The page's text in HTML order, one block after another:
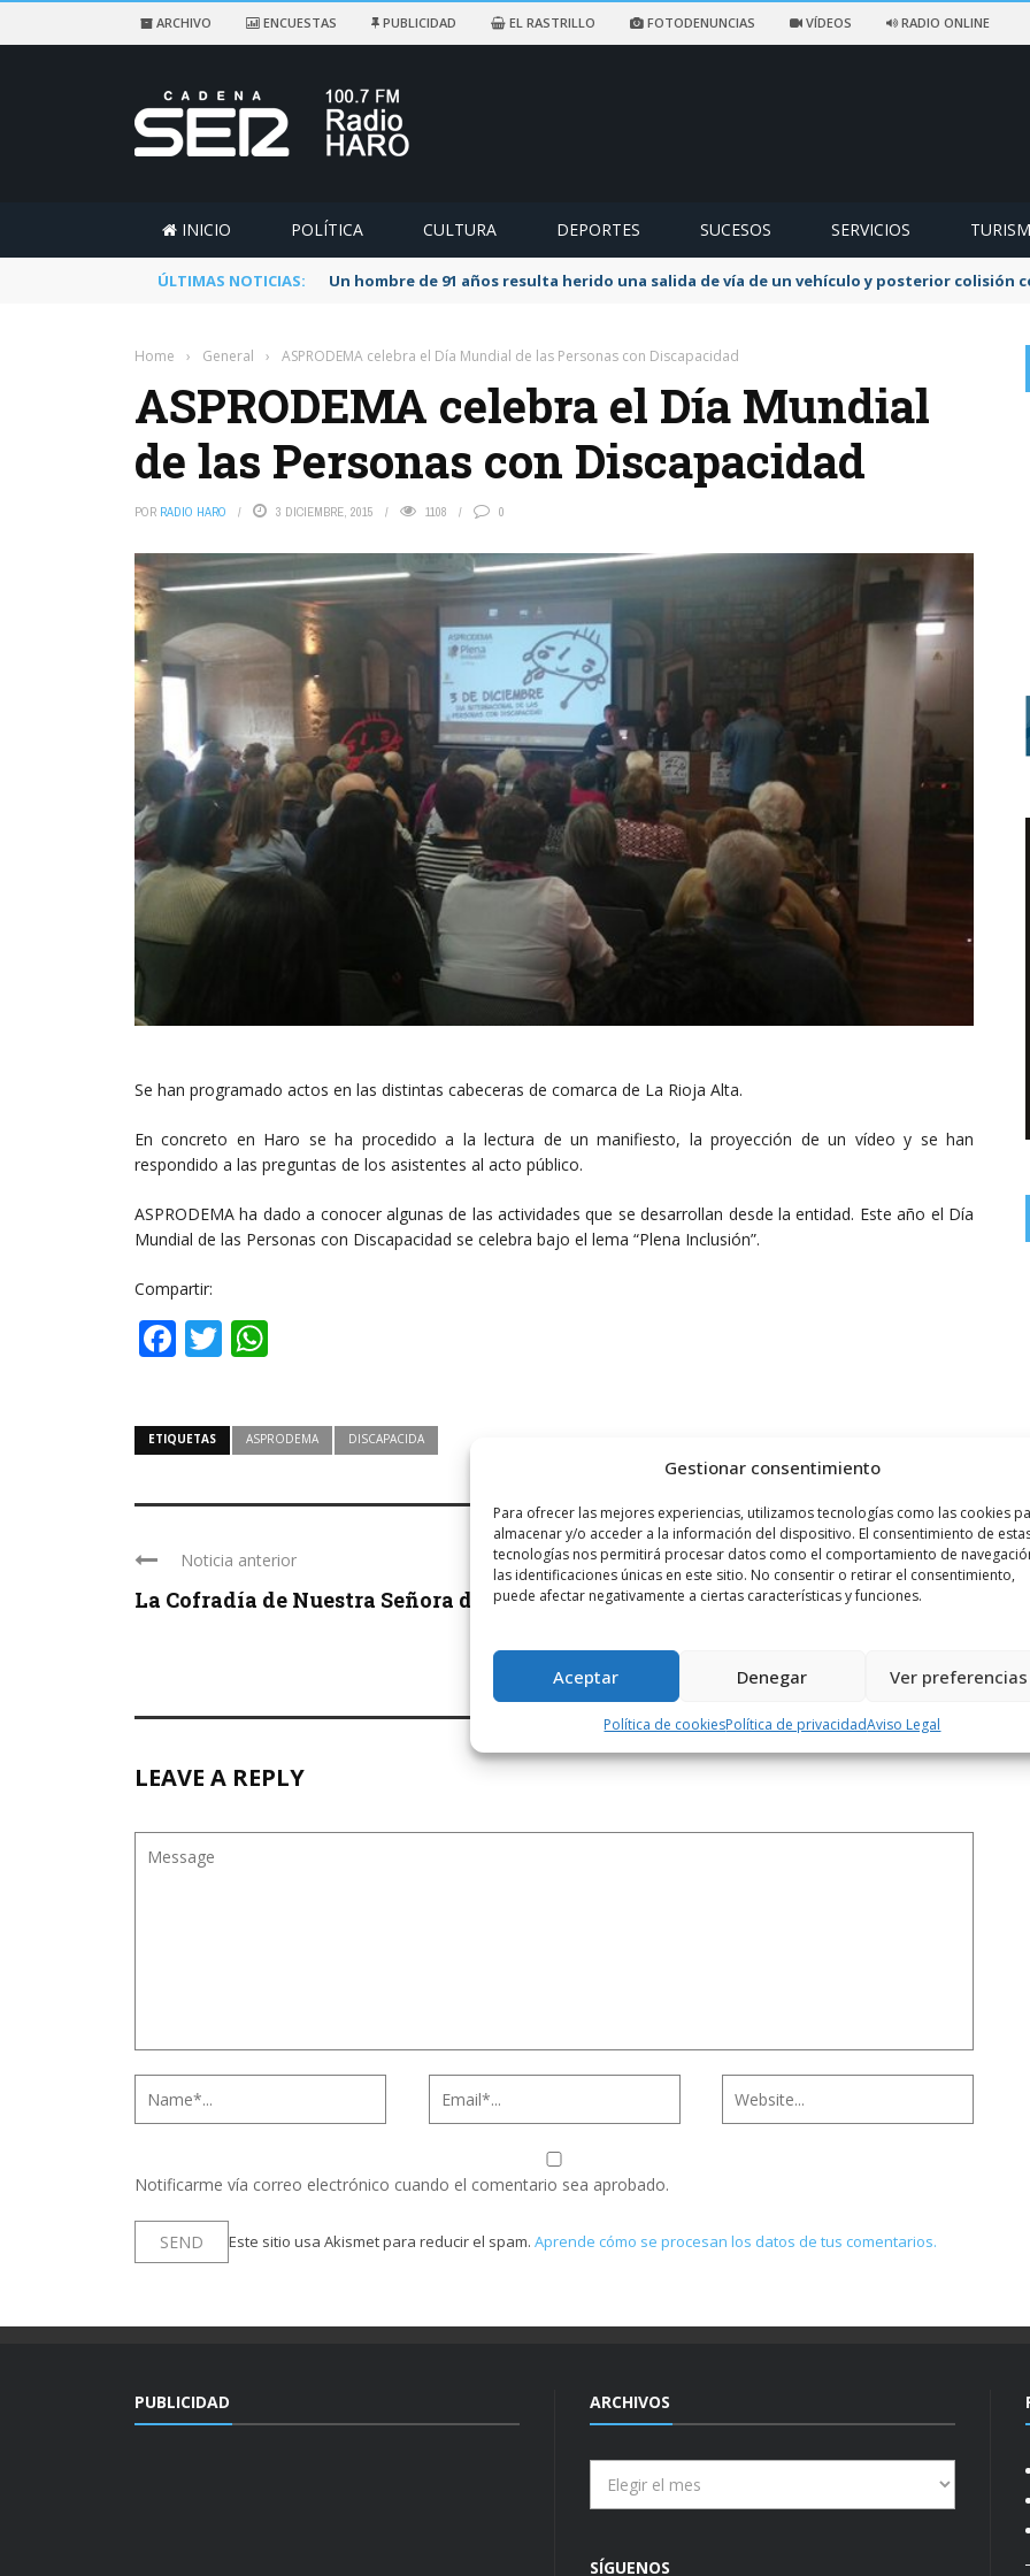
Gestionar consentimiento
Para ofrecer las mejores experiencias, utilizamos tecnologías como las cookies
almacenar y/o acceder a la información del dispositivo. El consentimiento de
tecnologías nos permitirá procesar datos como el comportamiento de
las identificaciones únicas en este sitio. No consentir o retirar el consentimiento,
puede afectar negativamente a ciertas características y funciones.
Aceptar Denegar Ver preferencias
Política de cookiesPolítica de privacidadAviso Legal
ARCHIVO ENCUESTAS PUBLICIDAD EL RASTRILLO FOTODENUNCIAS VÍDEOS RADIO ONLINE
INICIO POLÍTICA CULTURA DEPORTES SUCESOS SERVICIOS
ÚLTIMAS NOTICIAS: Un hombre de 91 años resulta herido una salida de vía de un vehículo y posterior colisión
Home › General › ASPRODEMA celebra el Día Mundial de las Personas con Discapacidad
ASPRODEMA celebra el Día Mundial
de las Personas con Discapacidad
POR RADIO HARO 3 DICIEMBRE, 2015 1108 0
Se han programado actos en las distintas cabeceras de comarca de La Rioja Alta.
En concreto en Haro se ha procedido a la lectura de un manifiesto, la proyección de un vídeo y se han
respondido a las preguntas de los asistentes al acto público.
ASPRODEMA ha dado a conocer algunas de las actividades que se desarrollan desde la entidad. Este año el Día
Mundial de las Personas con Discapacidad se celebra bajo el lema “Plena Inclusión”.
Compartir:
Facebook
Twitter
ETIQUETAS ASPRODEMA DISCAPACIDA
Noticia anterior
La Cofradía de Nuestra Señora de la ...
Siguiente noticia
El tripartito lamenta el aumento del
LEAVE A REPLY
Notificarme vía correo electrónico cuando el comentario sea aprobado.
Este sitio usa Akismet para reducir el spam. Aprende cómo se procesan los datos de tus comentarios.
PUBLICIDAD ARCHIVOS
SÍGUENOS